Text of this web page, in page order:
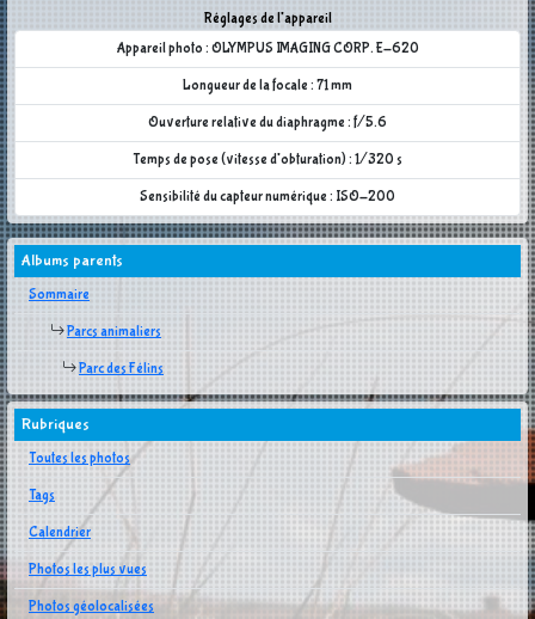
Réglages de l'appareil
Appareil photo : OLYMPUS IMAGING CORP. E-620
Longueur de la focale : 71 mm
Ouverture relative du diaphragme : f/5.6
Temps de pose (vitesse d'obturation) : 1/320 s
Sensibilité du capteur numérique : ISO-200
Albums parents
Sommaire
Parcs animaliers
Parc des Félins
Rubriques
Toutes les photos
Tags
Calendrier
Photos les plus vues
Photos géolocalisées